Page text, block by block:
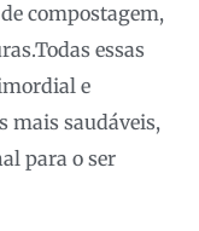
compostagem,
essas
e
mais saudáveis,
para o ser